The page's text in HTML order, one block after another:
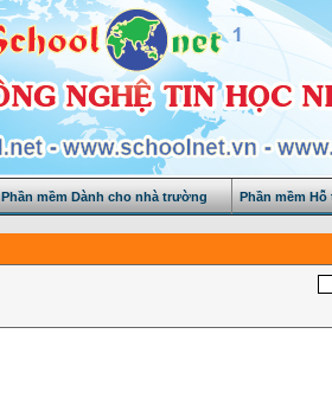
Phần mềm Dành cho nhà trường Phần mềm